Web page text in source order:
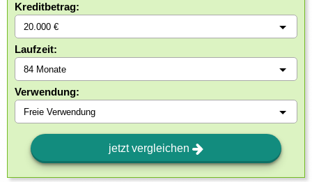
Kreditbetrag:
Laufzeit:
Verwendung:
jetzt vergleichen